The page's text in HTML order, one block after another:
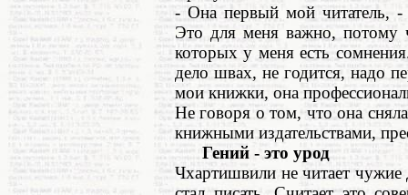
- Она первый мой читатель, -
Это для меня важно, потому
которых у меня есть
дело швах, не годится, надо
мои книжки, она
Не говоря о том, что она
книжными издательствами,
Гений - это урод
Чхартишвили не читает чужие